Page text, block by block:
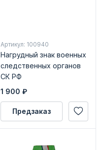
Артикул: 100940
Нагрудный знак военных
следственных органов
СК РФ
«Квалификационный
1 900 ₽
Предзаказ